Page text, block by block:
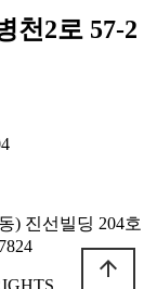
천2로 57-2
) 진선빌딩 204호
arrow_upward